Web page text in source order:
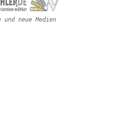
und neue Medien